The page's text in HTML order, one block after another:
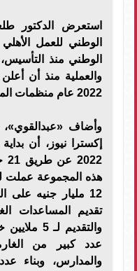
استعرض الدكتور
الوطني للعمل
الوطني منذ التأسيس،
والعملية منذ أن
2022 عام منظمات المجتمع المدني.
وأضاف «عبدالقوي»،
إكسترا نيوز، أن
12 مليار جنيه على
والتقديم
عدد كبير من
والمدارس، وبناء